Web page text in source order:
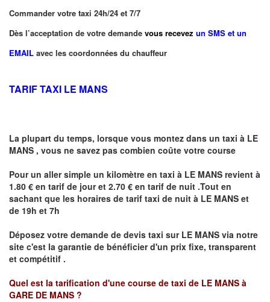
Commander votre taxi 24h/24 et 7/7
Dès l’acceptation de votre demande vous recevez un SMS et un
EMAIL avec les coordonnées du chauffeur
TARIF TAXI LE MANS
La plupart du temps, lorsque vous montez dans un taxi à LE
MANS , vous ne savez pas combien coûte votre course
Pour un aller simple un kilomètre en taxi à LE MANS revient à
1.80 € en tarif de jour et 2.70 € en tarif de nuit .Tout en
sachant que les horaires de tarif taxi de nuit à LE MANS et
de 19h et 7h
Déposez votre demande de devis taxi sur LE MANS via notre
site c'est la garantie de bénéficier d'un prix fixe, transparent
et compétitif .
Quel est la tarification d'une course de taxi de LE MANS à
GARE DE MANS ?